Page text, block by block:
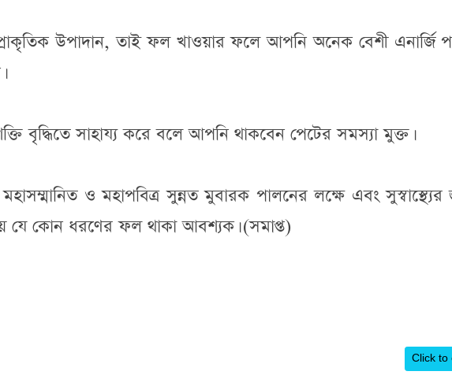
উপাদান, তাই ফল খাওয়ার ফলে আপনি অনেক বেশী এনার্জি
বৃদ্ধিতে সাহায্য করে বলে আপনি থাকবেন পেটের সমস্যা মুক্ত।
ও মহাপবিত্র সুন্নত মুবারক পালনের লক্ষে এবং সুস্বাস্থ্যের
যে কোন ধরণের ফল থাকা আবশ্যক। (সমাপ্ত)
Click to